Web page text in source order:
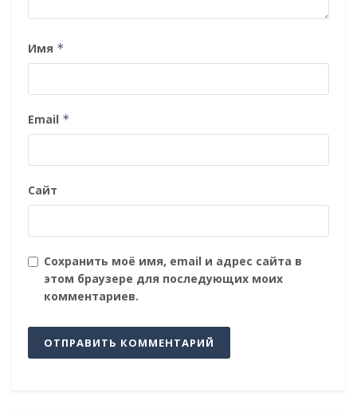
Имя *
Email *
Сайт
Сохранить моё имя, email и адрес сайта в
этом браузере для последующих моих
комментариев.